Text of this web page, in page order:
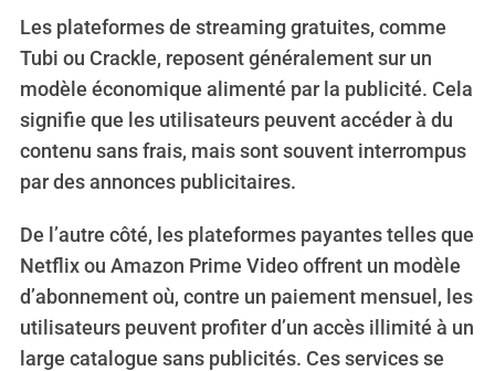
Les plateformes de streaming gratuites, comme
Tubi ou Crackle, reposent généralement sur un
modèle économique alimenté par la publicité. Cela
signifie que les utilisateurs peuvent accéder à du
contenu sans frais, mais sont souvent interrompus
par des annonces publicitaires.
De l’autre côté, les plateformes payantes telles que
Netflix ou Amazon Prime Video offrent un modèle
d’abonnement où, contre un paiement mensuel, les
utilisateurs peuvent profiter d’un accès illimité à un
large catalogue sans publicités. Ces services se